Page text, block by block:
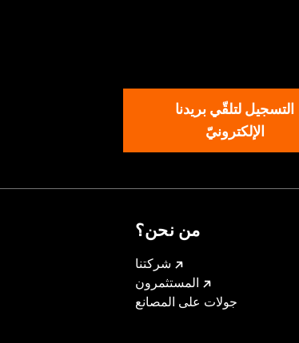
التسجيل لتلقّي بريدنا
الإلكترونيّ
من نحن؟
شركتنا
المستثمرون
جولات على المصانع